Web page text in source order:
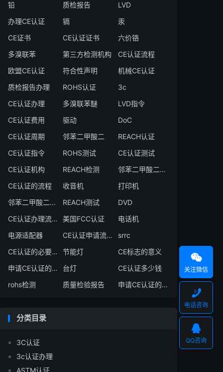
铅
质检报告
LVD
办理CE认证
镉
汞
CE证书
CE认证证书
六价铬
多溴联苯
第三方检测机构
CE认证流程
欧盟CE认证
符合性声明
机械CE认证
质检报告办理
ROHS认证
3c
CE认证办理
多溴联苯醚
LVD指令
CE认证费用
驱动
DoC
CE认证周期
邻苯二甲酸二
REACH认证
CE认证指令
ROHS测试
CE认证测试
CE认证机构
REACH检测
邻苯二甲酸二异丁酯
CE认证的流程
收音机
打印机
邻苯二甲酸二丁酯
REACH测试
DVD
CE认证办理流程
美国FCC认证
电话机
电源适配器
CE认证申请流程
srrc
CE认证的必要性
节能灯
CE标志的意义
申请CE认证的必要性
台灯
CE认证多少钱
rohs检测
质量检验报告 申请CE认证的好处
分类目录
3C认证
3c认证办理
ASTM认证

关注微信

电话咨询

QQ咨询